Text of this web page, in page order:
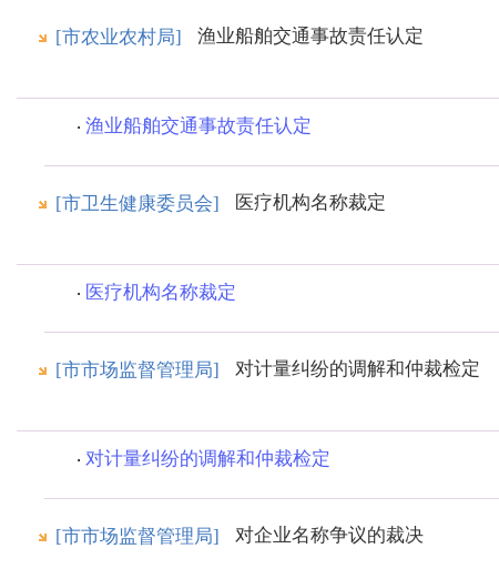
[市农业农村局] 渔业船舶交通事故责任认定
渔业船舶交通事故责任认定
[市卫生健康委员会] 医疗机构名称裁定
医疗机构名称裁定
[市市场监督管理局] 对计量纠纷的调解和仲裁检定
对计量纠纷的调解和仲裁检定
[市市场监督管理局] 对企业名称争议的裁决